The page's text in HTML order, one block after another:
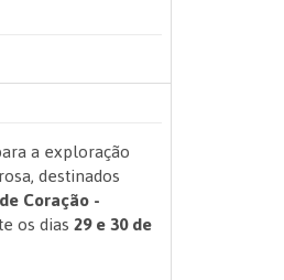
a exploração
destinados
Coração -
os dias29 e 30 de